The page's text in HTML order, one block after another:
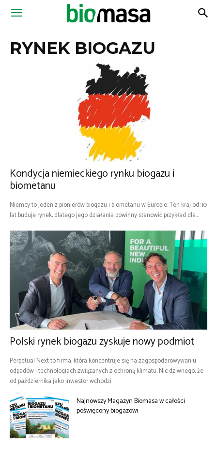
Magazyn
RYNEK BIOGAZU
Kondycja niemieckiego rynku biogazu i
biometanu
Niemcy to jeden z pionierów biogazu i biometanu w Europie. Ten kraj od 30
lat buduje rynek, dlatego jego działania powinny stanowić przykład dla...
Polski rynek biogazu zyskuje nowy podmiot
Perpetual Next to firma, która koncentruje się na zagospodarowywaniu
odpadów i technologiach związanych z ochroną klimatu. Nic dziwnego, że
od października jako inwestor wchodzi...
Najnowszy Magazyn Biomasa w całości
poświęcony biogazowi